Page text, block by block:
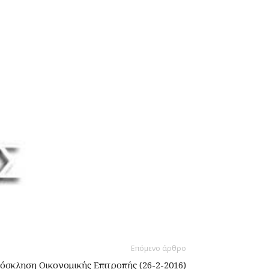
Επόμενο άρθρο
Οικονομικής Επιτροπής (26-2-2016)